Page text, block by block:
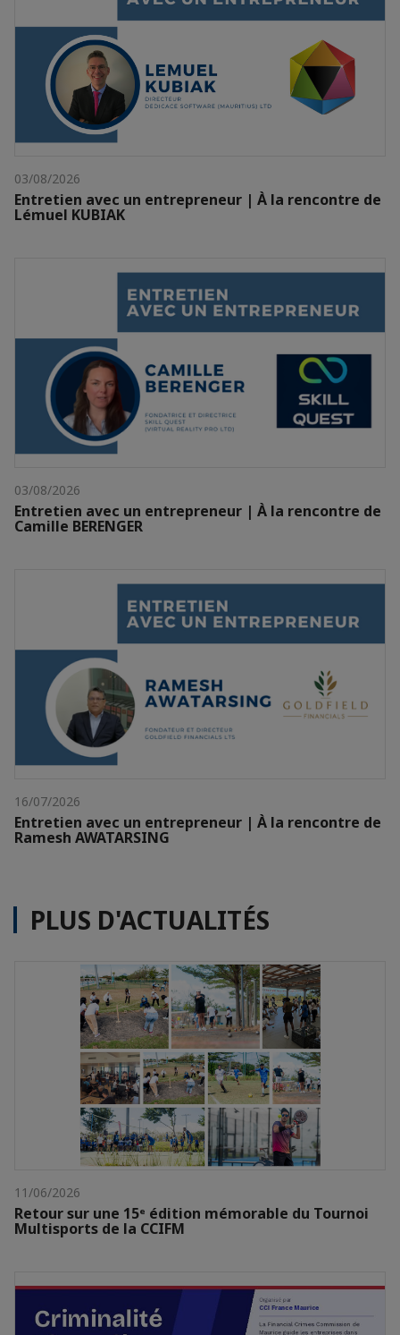
03/08/2026
Entretien avec un entrepreneur | À la rencontre de
Lémuel KUBIAK
03/08/2026
Entretien avec un entrepreneur | À la rencontre de
Camille BERENGER
16/07/2026
Entretien avec un entrepreneur | À la rencontre de
Ramesh AWATARSING
PLUS D'ACTUALITÉS
11/06/2026
Retour sur une 15ᵉ édition mémorable du Tournoi
Multisports de la CCIFM